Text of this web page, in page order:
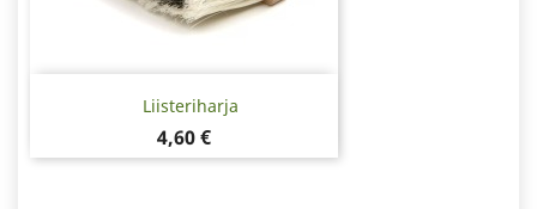
Liisteriharja
Hinta
4,60 €